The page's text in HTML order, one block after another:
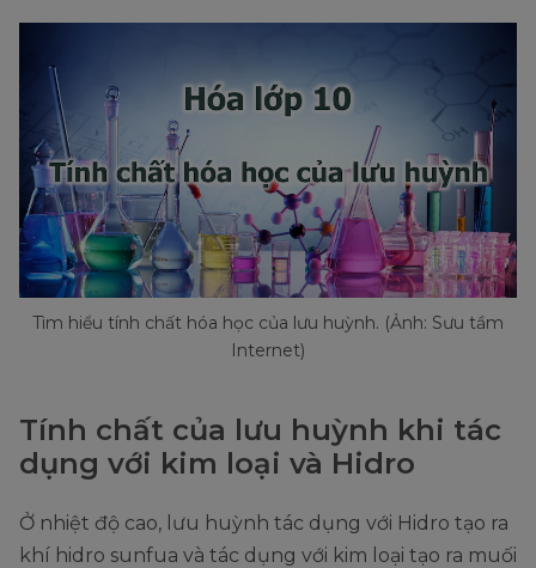
Tìm hiểu tính chất hóa học của lưu huỳnh. (Ảnh: Sưu tầm
Internet)
Tính chất của lưu huỳnh khi tác
dụng với kim loại và Hidro
Ở nhiệt độ cao, lưu huỳnh tác dụng với Hidro tạo ra
khí hidro sunfua và tác dụng với kim loại tạo ra muối